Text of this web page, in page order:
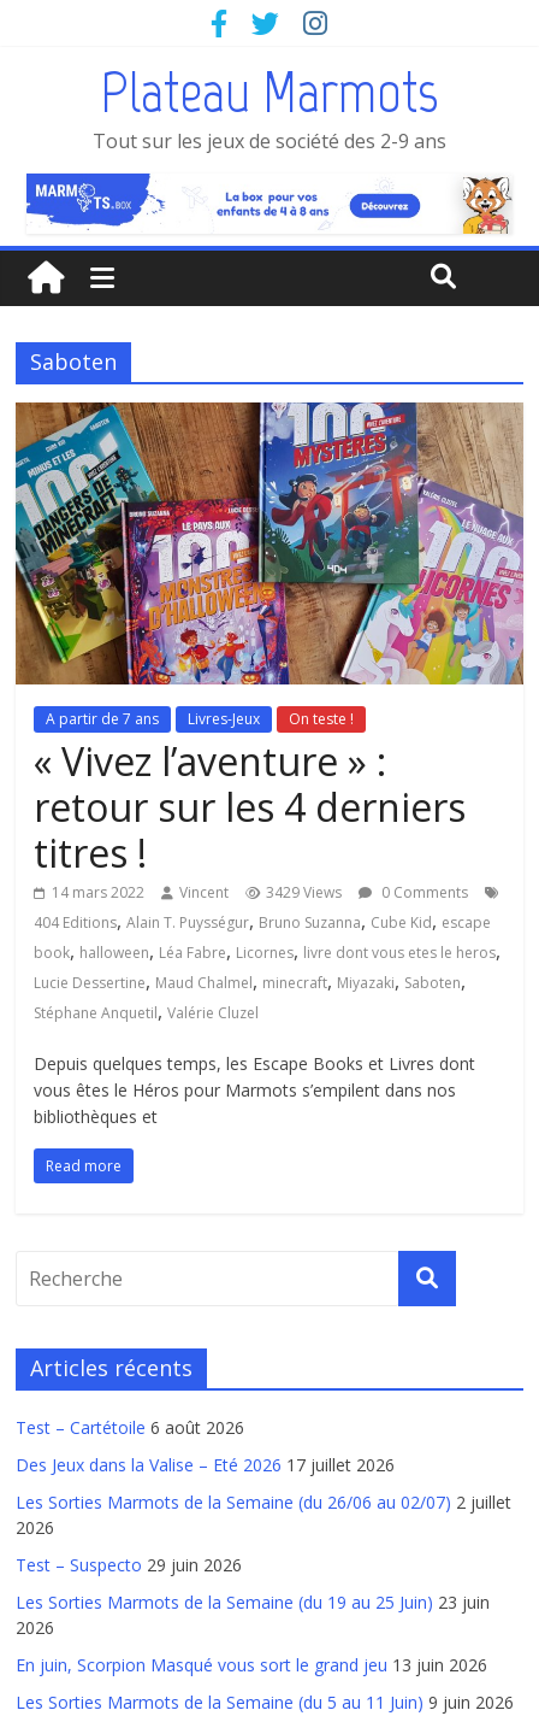
Plateau Marmots
Tout sur les jeux de société des 2-9 ans
Saboten
A partir de 7 ans Livres-Jeux On teste !
« Vivez l’aventure » :
retour sur les 4 derniers
titres !
14 mars 2022 Vincent 3429 Views
0 Comments
404 Editions,Alain T. Puysségur, Bruno Suzanna, Cube Kid, escape
book, halloween, Léa Fabre, Licornes, livre dont vous etes le heros,
Lucie Dessertine, Maud Chalmel, minecraft, Miyazaki, Saboten,
Stéphane Anquetil,Valérie Cluzel
Depuis quelques temps, les Escape Books et Livres dont
vous êtes le Héros pour Marmots s’empilent dans nos
bibliothèques et
Read more
Articles récents
Test – Cartétoile 6 août 2026
Des Jeux dans la Valise – Eté 2026 17 juillet 2026
Les Sorties Marmots de la Semaine (du 26/06 au 02/07) 2 juillet
2026
Test – Suspecto 29 juin 2026
Les Sorties Marmots de la Semaine (du 19 au 25 Juin) 23 juin
2026
En juin, Scorpion Masqué vous sort le grand jeu 13 juin 2026
Les Sorties Marmots de la Semaine (du 5 au 11 Juin) 9 juin 2026